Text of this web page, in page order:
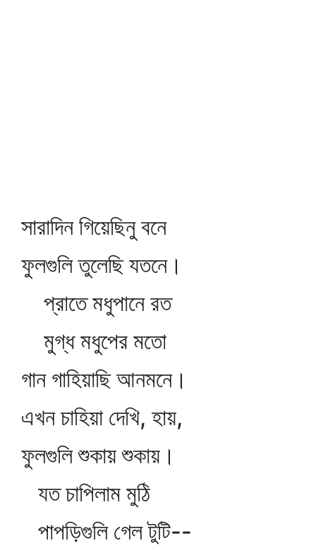
সারাদিন গিয়েছিনু বনে
ফুলগুলি তুলেছি যতনে।
প্রাতে মধুপানে রত
মুগ্ধ মধুপের মতো
গান গাহিয়াছি আনমনে।
এখন চাহিয়া দেখি, হায়,
ফুলগুলি শুকায় শুকায়।
যত চাপিলাম মুঠি
পাপড়িগুলি গেল টুটি--